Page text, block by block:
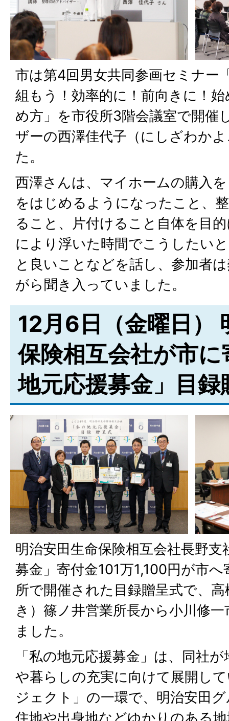
市は第4回男女共同参画セミナー
組もう！効率的に！前向きに！
め方」を市役所3階会議室で開催
ザーの西澤佳代子（にしざわか
た。
西澤さんは、マイホームの購入
をはじめるようになったこと、
ること、片付けること自体を目
により浮いた時間でこうしたい
と良いことなどを話し、参加者
がら聞き入っていました。
12月6日（金曜日）
保険相互会社が市に
地元応援募金」目録
明治安田生命保険相互会社長野
募金」寄付金101万1,100円が市
所で開催された目録贈呈式で、
き）篠ノ井営業所長から小川修
ました。
「私の地元応援募金」は、同社
や暮らしの充実に向けて展開し
ジェクト」の一環で、明治安田